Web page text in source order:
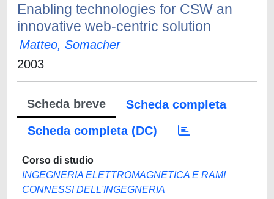
Enabling technologies for CSW an
innovative web-centric solution
Matteo, Somacher
2003
Scheda breve
Scheda completa
Scheda completa (DC)
Corso di studio
INGEGNERIA ELETTROMAGNETICA E RAMI
CONNESSI DELL'INGEGNERIA